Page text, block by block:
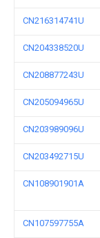
CN216314741U
CN204338520U
CN208877243U
CN205094965U
CN203989096U
CN203492715U
CN108901901A
CN107597755A